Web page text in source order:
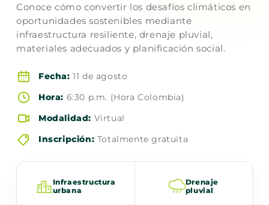
Conoce cómo convertir los desafíos climáticos en
oportunidades sostenibles mediante
infraestructura resiliente, drenaje pluvial,
materiales adecuados y planificación social.
Fecha: 11 de agosto
Hora: 6:30 p.m. (Hora Colombia)
Modalidad: Virtual
Inscripción: Totalmente gratuita
Infraestructura
urbana
Drenaje
pluvial